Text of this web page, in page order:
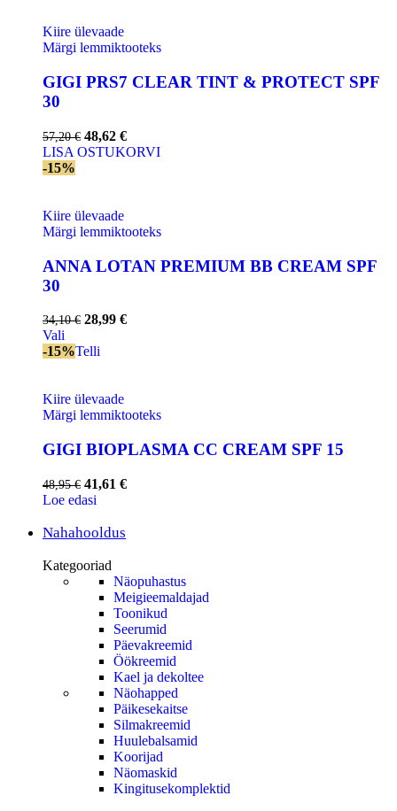
Kiire ülevaade
Märgi lemmiktooteks
GIGI PRS7 CLEAR TINT & PROTECT SPF
30
57,20€ 48,62 €
LISA OSTUKORVI
-15%
Kiire ülevaade
Märgi lemmiktooteks
ANNA LOTAN PREMIUM BB CREAM SPF
30
34,10€ 28,99 €
Vali
-15%Telli
Kiire ülevaade
Märgi lemmiktooteks
GIGI BIOPLASMA CC CREAM SPF 15
48,95€ 41,61 €
Loe edasi
Nahahooldus
Kategooriad
Näopuhastus
Meigieemaldajad
Toonikud
Seerumid
Päevakreemid
Öökreemid
Kael ja dekoltee
Näohapped
Päikesekaitse
Silmakreemid
Huulebalsamid
Koorijad
Näomaskid
Kingitusekomplektid